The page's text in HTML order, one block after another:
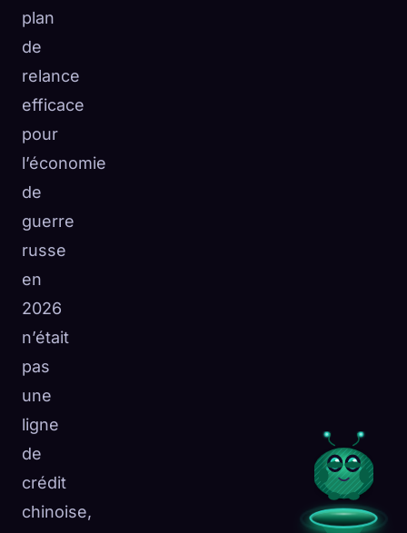
plan
de
relance
efficace
pour
l’économie
de
guerre
russe
en
2026
n’était
pas
une
ligne
de
crédit
chinoise,